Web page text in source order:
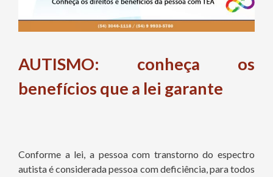
AUTISMO: conheça os
benefícios que a lei garante
Conforme a lei, a pessoa com transtorno do espectro
autista é considerada pessoa com deficiência, para todos